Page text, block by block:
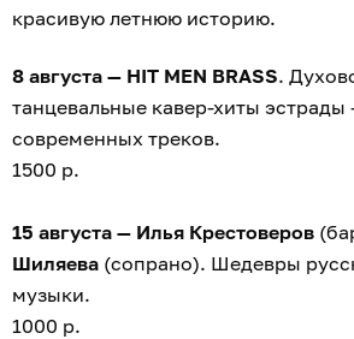
красивую летнюю историю.
8 августа — HIT MEN BRASS.
танцевальные кавер-хиты эстрады
современных треков.
1500 р.
15 августа — Илья Крестоверов
Шиляева (сопрано). Шедевры
музыки.
1000 р.